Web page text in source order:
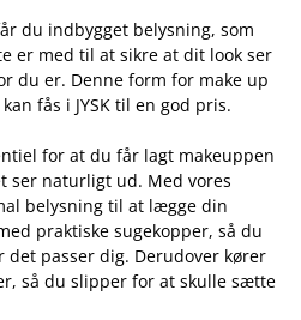
du indbygget belysning, som
er med til at sikre at dit look ser
du er. Denne form for make up
fås i JYSK til en god pris.
for at du får lagt makeuppen
ser naturligt ud. Med vores
belysning til at lægge din
praktiske sugekopper, så du
passer dig. Derudover kører
så du slipper for at skulle sætte